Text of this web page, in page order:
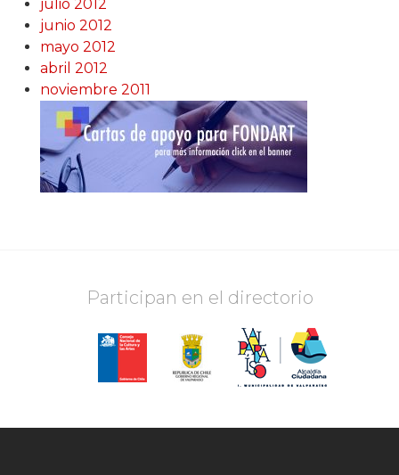
julio 2012
junio 2012
mayo 2012
abril 2012
noviembre 2011
Participan en el directorio